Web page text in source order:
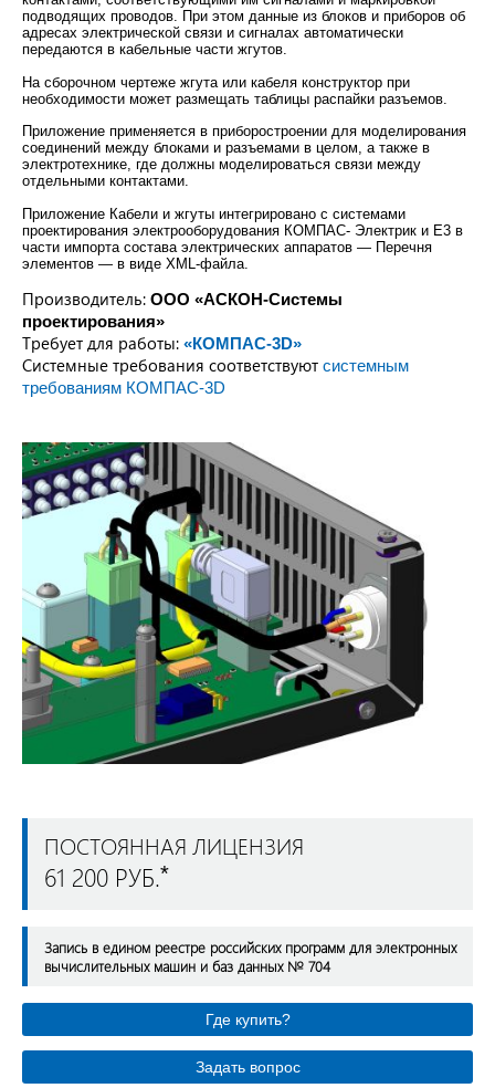
подводящих проводов. При этом данные из блоков и приборов об
адресах электрической связи и сигналах автоматически
передаются в кабельные части жгутов.
На сборочном чертеже жгута или кабеля конструктор при
необходимости может размещать таблицы распайки разъемов.
Приложение применяется в приборостроении для моделирования
соединений между блоками и разъемами в целом, а также в
электротехнике, где должны моделироваться связи между
отдельными контактами.
Приложение Кабели и жгуты интегрировано с системами
проектирования электрооборудования КОМПАС- Электрик и Е3 в
части импорта состава электрических аппаратов — Перечня
элементов — в виде XML-файла.
Производитель: ООО «АСКОН-Системы
проектирования»
Требует для работы: «КОМПАС-3D»
Системные требования соответствуют системным
требованиям КОМПАС-3D
ПОСТОЯННАЯ ЛИЦЕНЗИЯ
61 200 РУБ.*
Запись в едином реестре российских программ для электронных
вычислительных машин и баз данных № 704
Где купить?
Задать вопрос